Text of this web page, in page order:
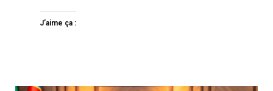
J’aime ça :